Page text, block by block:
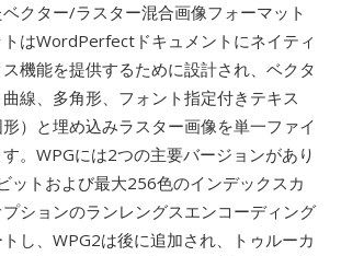
クター/ラスター混合画像フォーマット
はWordPerfectドキュメントにネイティ
機能を提供するために設計され、ベクタ
線、多角形、フォント指定付きテキス
）と埋め込みラスター画像を単一ファイ
。WPGには2つの主要バージョンがあり
ットおよび最大256色のインデックスカ
ションのランレングスエンコーディング
し、WPG2は後に追加され、トゥルーカ